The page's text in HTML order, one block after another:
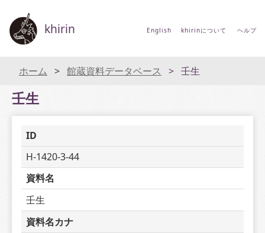
khirin English khirinについて ヘルプ
ホーム 館蔵資料データベース 壬生
壬生
ID
H-1420-3-44
資料名
壬生
資料名カナ